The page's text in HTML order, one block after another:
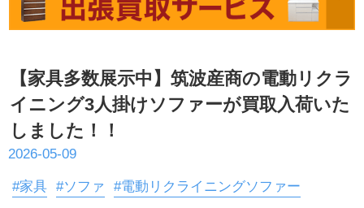
【家具多数展示中】筑波産商の電動リクラ
イニング3人掛けソファーが買取入荷いた
しました！！
2026-05-09
#家具 #ソファ
#電動リクライニングソファー